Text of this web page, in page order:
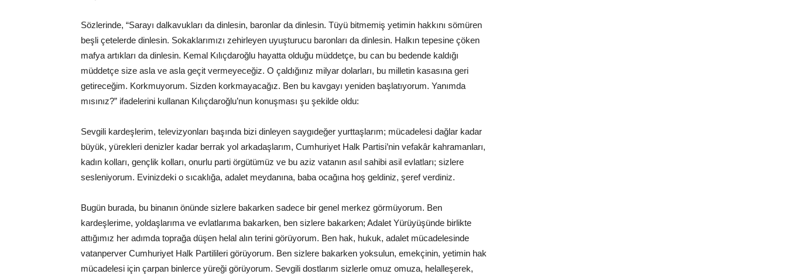
Sözlerinde, “Sarayı dalkavukları da dinlesin, baronlar da dinlesin. Tüyü bitmemiş yetimin hakkını sömüren
beşli çetelerde dinlesin. Sokaklarımızı zehirleyen uyuşturucu baronları da dinlesin. Halkın tepesine çöken
mafya artıkları da dinlesin. Kemal Kılıçdaroğlu hayatta olduğu müddetçe, bu can bu bedende kaldığı
müddetçe size asla ve asla geçit vermeyeceğiz. O çaldığınız milyar dolarları, bu milletin kasasına geri
getireceğim. Korkmuyorum. Sizden korkmayacağız. Ben bu kavgayı yeniden başlatıyorum. Yanımda
mısınız?” ifadelerini kullanan Kılıçdaroğlu’nun konuşması şu şekilde oldu:
Sevgili kardeşlerim, televizyonları başında bizi dinleyen saygıdeğer yurttaşlarım; mücadelesi dağlar kadar
büyük, yürekleri denizler kadar berrak yol arkadaşlarım, Cumhuriyet Halk Partisi’nin vefakâr kahramanları,
kadın kolları, gençlik kolları, onurlu parti örgütümüz ve bu aziz vatanın asıl sahibi asil evlatları; sizlere
sesleniyorum. Evinizdeki o sıcaklığa, adalet meydanına, baba ocağına hoş geldiniz, şeref verdiniz.
Bugün burada, bu binanın önünde sizlere bakarken sadece bir genel merkez görmüyorum. Ben
kardeşlerime, yoldaşlarıma ve evlatlarıma bakarken, ben sizlere bakarken; Adalet Yürüyüşünde birlikte
attığımız her adımda toprağa düşen helal alın terini görüyorum. Ben hak, hukuk, adalet mücadelesinde
vatanperver Cumhuriyet Halk Partilileri görüyorum. Ben sizlere bakarken yoksulun, emekçinin, yetimin hak
mücadelesi için çarpan binlerce yüreği görüyorum. Sevgili dostlarım sizlerle omuz omuza, helalleşerek,